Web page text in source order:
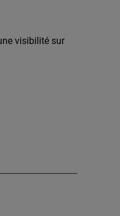
visibilité sur